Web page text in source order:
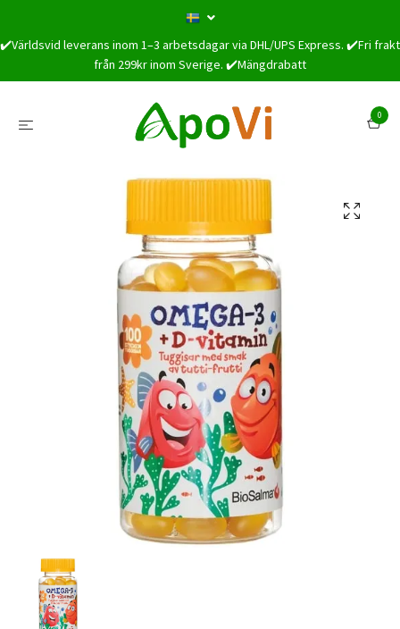
✔️Världsvid leverans inom 1–3 arbetsdagar via DHL/UPS Express. ✔️Fri frakt
från 299kr inom Sverige. ✔️Mängdrabatt
0